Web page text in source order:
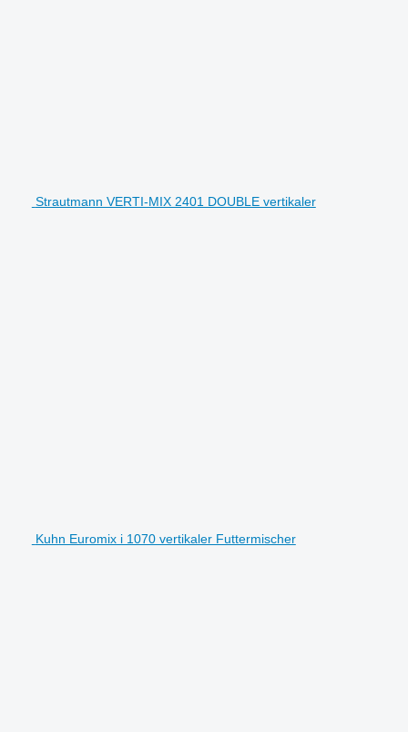
Strautmann VERTI-MIX 2401 DOUBLE vertikaler
Kuhn Euromix i 1070 vertikaler Futtermischer